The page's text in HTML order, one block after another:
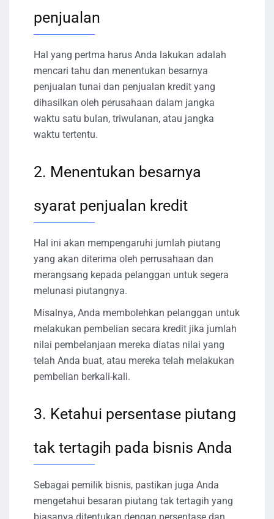
penjualan
Hal yang pertma harus Anda lakukan adalah
mencari tahu dan menentukan besarnya
penjualan tunai dan penjualan kredit yang
dihasilkan oleh perusahaan dalam jangka
waktu satu bulan, triwulanan, atau jangka
waktu tertentu.
2. Menentukan besarnya
syarat penjualan kredit
Hal ini akan mempengaruhi jumlah piutang
yang akan diterima oleh perrusahaan dan
merangsang kepada pelanggan untuk segera
melunasi piutangnya.
Misalnya, Anda membolehkan pelanggan untuk
melakukan pembelian secara kredit jika jumlah
nilai pembelanjaan mereka diatas nilai yang
telah Anda buat, atau mereka telah melakukan
pembelian berkali-kali.
3. Ketahui persentase piutang
tak tertagih pada bisnis Anda
Sebagai pemilik bisnis, pastikan juga Anda
mengetahui besaran piutang tak tertagih yang